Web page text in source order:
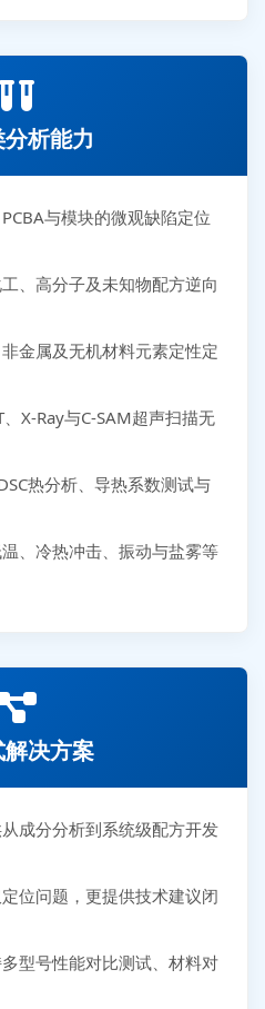
析能力
PCBA与模块的微观缺陷定位
工、高分子及未知物配方逆向
非金属及无机材料元素定性定
、X-Ray与C-SAM超声扫描无
热分析、导热系数测试与
温、冷热冲击、振动与盐雾等
决方案
从成分分析到系统级配方开发
定位问题，更提供技术建议闭
多型号性能对比测试、材料对